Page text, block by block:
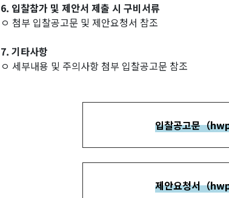
6. 입찰참가 및 제안서 제출 시 구비서류
ㅇ 첨부 입찰공고문 및 제안요청서 참조
7. 기타사항
ㅇ 세부내용 및 주의사항 첨부 입찰공고문 참조
입찰공고문（
제안요청서（